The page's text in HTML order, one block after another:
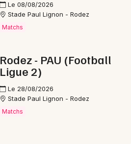
Le 08/08/2026
Stade Paul Lignon - Rodez
Matchs
Rodez - PAU (Football
Ligue 2)
Le 28/08/2026
Stade Paul Lignon - Rodez
Matchs